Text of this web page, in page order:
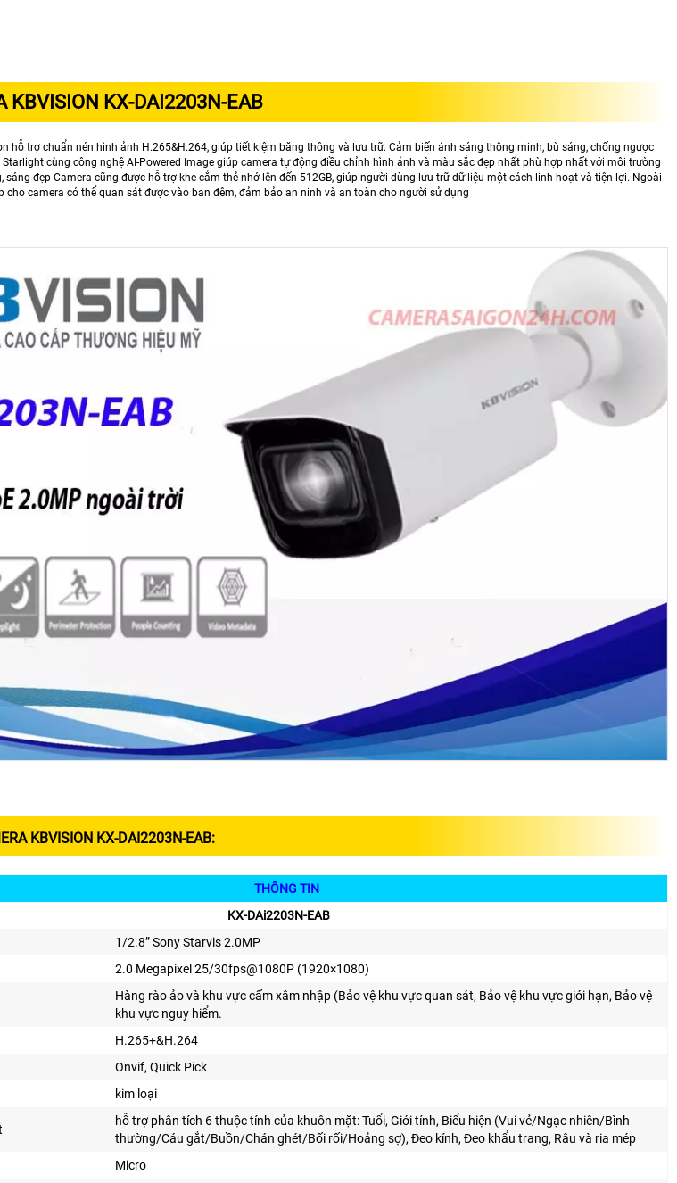
KBVISION KX-DAI2203N-EAB
hỗ trợ chuẩn nén hình ảnh H.265&H.264, giúp tiết kiệm băng thông và lưu trữ. Cảm biến ánh sáng thông minh, bù sáng, chống ngược
Starlight cùng công nghệ AI-Powered Image giúp camera tự động điều chỉnh hình ảnh và màu sắc đẹp nhất phù hợp nhất với môi trường
sáng đẹp Camera cũng được hỗ trợ khe cắm thẻ nhớ lên đến 512GB, giúp người dùng lưu trữ dữ liệu một cách linh hoạt và tiện lợi. Ngoài
camera có thể quan sát được vào ban đêm, đảm bảo an ninh và an toàn cho người sử dụng
KBVISION KX-DAI2203N-EAB:
THÔNG TIN
KX-DAi2203N-EAB
1/2.8” Sony Starvis 2.0MP
2.0 Megapixel 25/30fps@1080P (1920×1080)
Hàng rào ảo và khu vực cấm xâm nhập (Bảo vệ khu vực quan sát, Bảo vệ khu vực giới hạn, Bảo vệ
khu vực nguy hiểm.
H.265+&H.264
Onvif, Quick Pick
kim loại
hỗ trợ phân tích 6 thuộc tính của khuôn mặt: Tuổi, Giới tính, Biểu hiện (Vui vẻ/Ngạc nhiên/Bình
thường/Cáu gắt/Buồn/Chán ghét/Bối rối/Hoảng sợ), Đeo kính, Đeo khẩu trang, Râu và ria mép
Micro